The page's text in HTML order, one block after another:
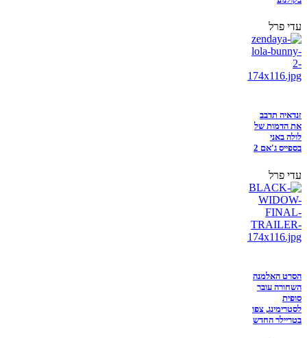
עדי פרל
זנדאיה תדבב
את הדמות של
לולה באני
בספייס ג'אם 2
עדי פרל
הסרט האלמנה
השחורה עובר
סופית
לסטרימינג, צפו
בטריילר החדש